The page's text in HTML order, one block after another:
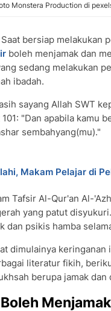
Monstera Production di
Saat bersiap melakukan
boleh menjamak dan
sedang melakukan
ibadah.
sayang Allah SWT
"Dan apabila kamu
sembahyang(mu)."
Makam Pelajar di
Tafsir Al-Qur'an Al-
yang patut
dan psikis hamba
dimulainya
literatur fikih,
berupa jamak dan